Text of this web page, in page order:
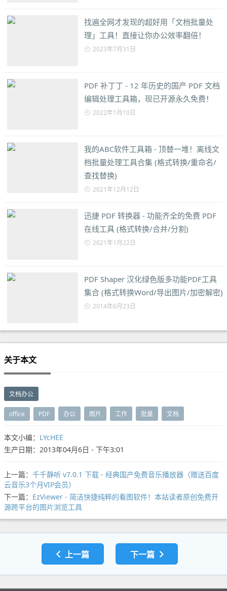
找遍全网才发现的超好用「文档批量处
理」工具！直接让你办公效率翻倍！
2023年7月31日
PDF 补丁丁 - 12 年历史的国产 PDF 文档
编辑处理工具箱，现已开源永久免费！
2022年1月10日
我的ABC软件工具箱 - 顶替一堆！离线文
档批量处理工具合集 (格式转换/重命名/
查找替换)
2021年12月12日
迅捷 PDF 转换器 - 功能齐全的免费 PDF
在线工具 (格式转换/合并/分割)
2021年1月22日
PDF Shaper 汉化绿色版多功能PDF工具
集合 (格式转换Word/导出图片/加密解密)
2014年6月23日
关于本文
文档办公
office PDF 办公 图片 工作 批量 文档
本文小编： LYcHEE
生产日期：2013年04月6日 - 下午3:01
上一篇： 千千静听 v7.0.1 下载 - 经典国产免费音乐播放器（赠送百度
云音乐3个月VIP会员）
下一篇： EzViewer - 简洁快捷纯粹的看图软件！本站读者原创免费开
源跨平台的图片浏览工具
上一篇 下一篇